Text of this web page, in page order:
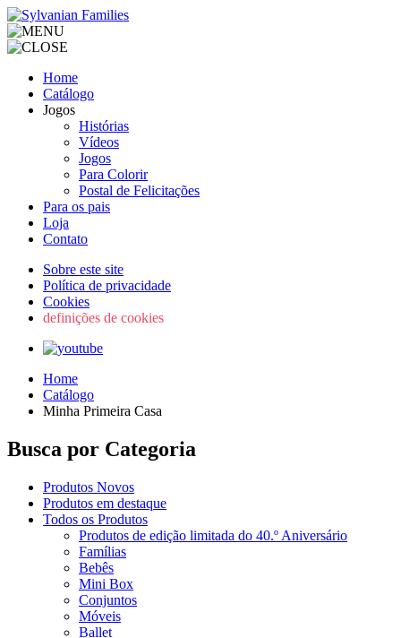
Home
Catálogo
Jogos
Histórias
Vídeos
Jogos
Para Colorir
Postal de Felicitações
Para os pais
Loja
Contato
Sobre este site
Política de privacidade
Cookies
definições de cookies
Home
Catálogo
Minha Primeira Casa
Busca por Categoria
Produtos Novos
Produtos em destaque
Todos os Produtos
Produtos de edição limitada do 40.º Aniversário
Famílias
Bebês
Mini Box
Conjuntos
Móveis
Ballet